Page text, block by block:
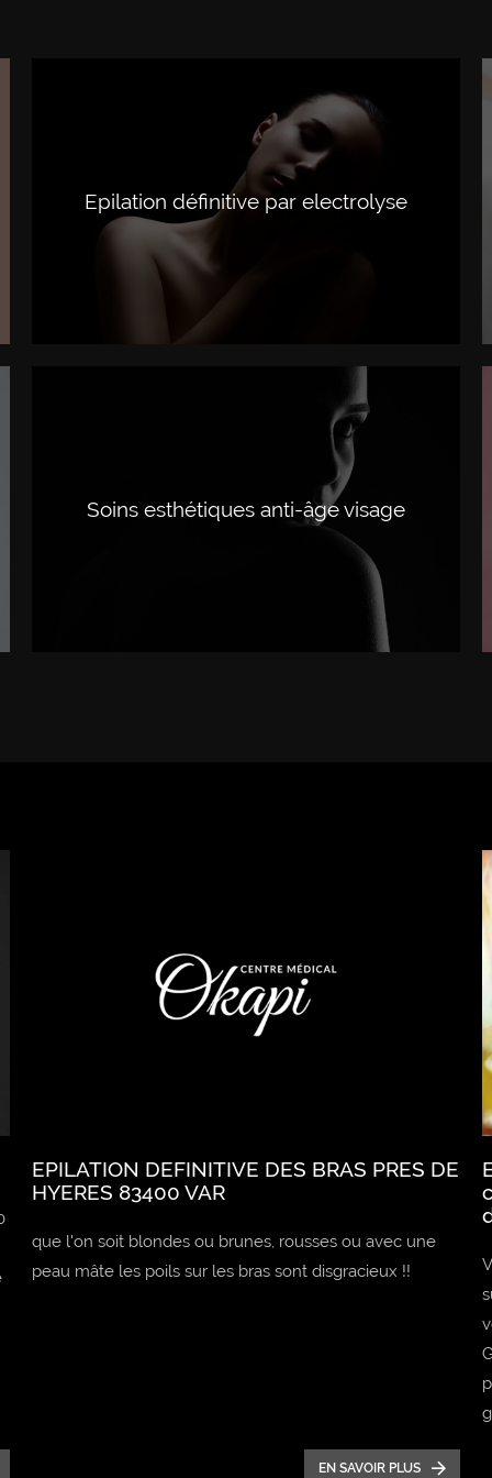
Epilation définitive par electrolyse
Soins esthétiques anti-âge visage
EPILATION DEFINITIVE DES BRAS PRES DE
HYERES 83400 VAR
que l'on soit blondes ou brunes, rousses ou avec une
peau mâte les poils sur les bras sont disgracieux !!
EN SAVOIR PLUS